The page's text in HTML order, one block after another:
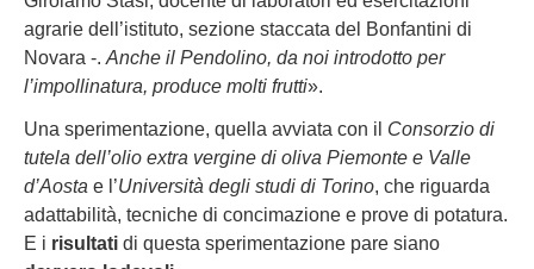
agrarie dell’istituto, sezione staccata del Bonfantini di
Novara -. Anche il Pendolino, da noi introdotto per
l’impollinatura, produce molti frutti».
Una sperimentazione, quella avviata con il Consorzio di
tutela dell’olio extra vergine di oliva Piemonte e Valle
d’Aosta e l’Università degli studi di Torino, che riguarda
adattabilità, tecniche di concimazione e prove di potatura.
E i risultati di questa sperimentazione pare siano